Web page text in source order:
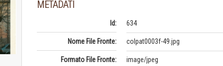
METADATI
Id: 634
Nome File Fronte: colpat0003f-49.jpg
Formato File Fronte: image/jpeg